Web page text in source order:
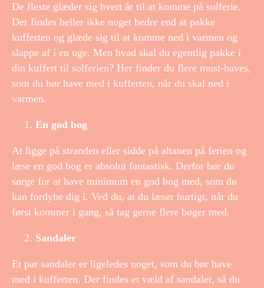
De fleste glæder sig hvert år til at komme på solferie.
Der findes heller ikke noget bedre end at pakke
kufferten og glæde sig til at komme ned i varmen og
slappe af i en uge. Men hvad skal du egentlig pakke i
din kuffert til solferien? Her finder du flere must-haves,
som du bør have med i kufferten, når du skal ned i
varmen.
En god bog
At ligge på stranden eller sidde på altanen på ferien og
læse en god bog er absolut fantastisk. Derfor bør du
sørge for at have minimum en god bog med, som du
kan fordybe dig i. Ved du, at du læser hurtigt, når du
først kommer i gang, så tag gerne flere bøger med.
Sandaler
Et par sandaler er ligeledes noget, som du bør have
med i kufferten. Der findes et væld af sandaler, så du